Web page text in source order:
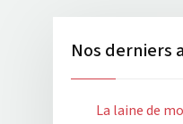
Nos derniers
La laine de